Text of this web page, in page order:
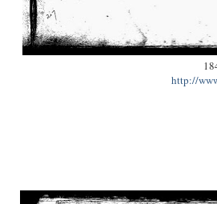
http://